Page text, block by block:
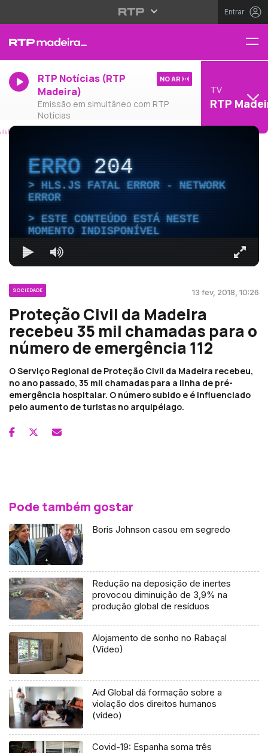
Entrar
RTP Notícias (RTP
Madeira)
Emissão em simultâneo com RTP
Notícias
NO AR
TV
RTP
ERRO204
HLS.JS FATAL ERROR - NETWORK
ERROR
ESTE CONTEÚDO ESTÁ NESTE
MOMENTO INDISPONÍVEL
SOCIEDADE 13 fev, 2018, 10:26
Proteção Civil da Madeira
recebeu 35 mil chamadas para o
número de emergência 112
O Serviço Regional de Proteção Civil da Madeira recebeu,
no ano passado, 35 mil chamadas para a linha de pré-
emergência hospitalar. O número subido e é influenciado
pelo aumento de turistas no arquipélago.
Pode também gostar
Boris Johnson casou em segredo
Redução na deposição de inertes
provocou diminuição de 3,9% na
produção global de resíduos
Alojamento de sonho no Rabaçal
(Vídeo)
Aid Global dá formação sobre a
violação dos direitos humanos
(vídeo)
Covid-19: Espanha soma três